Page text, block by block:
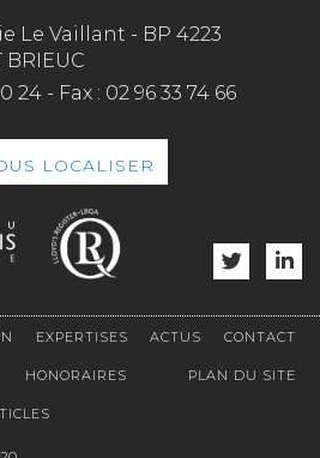
Le Vaillant - BP 4223
BRIEUC
24 - Fax : 02 96 33 74 66
LOCALISER
EXPERTISES ACTUS CONTACT
HONORAIRES PLAN DU SITE